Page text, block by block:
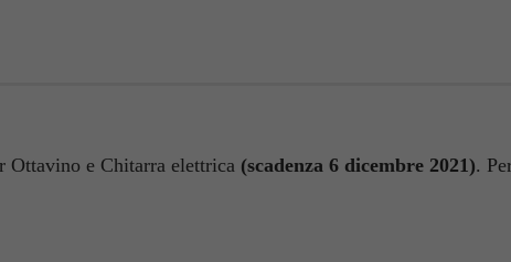
Ottavino e Chitarra elettrica (scadenza 6 dicembre 2021).